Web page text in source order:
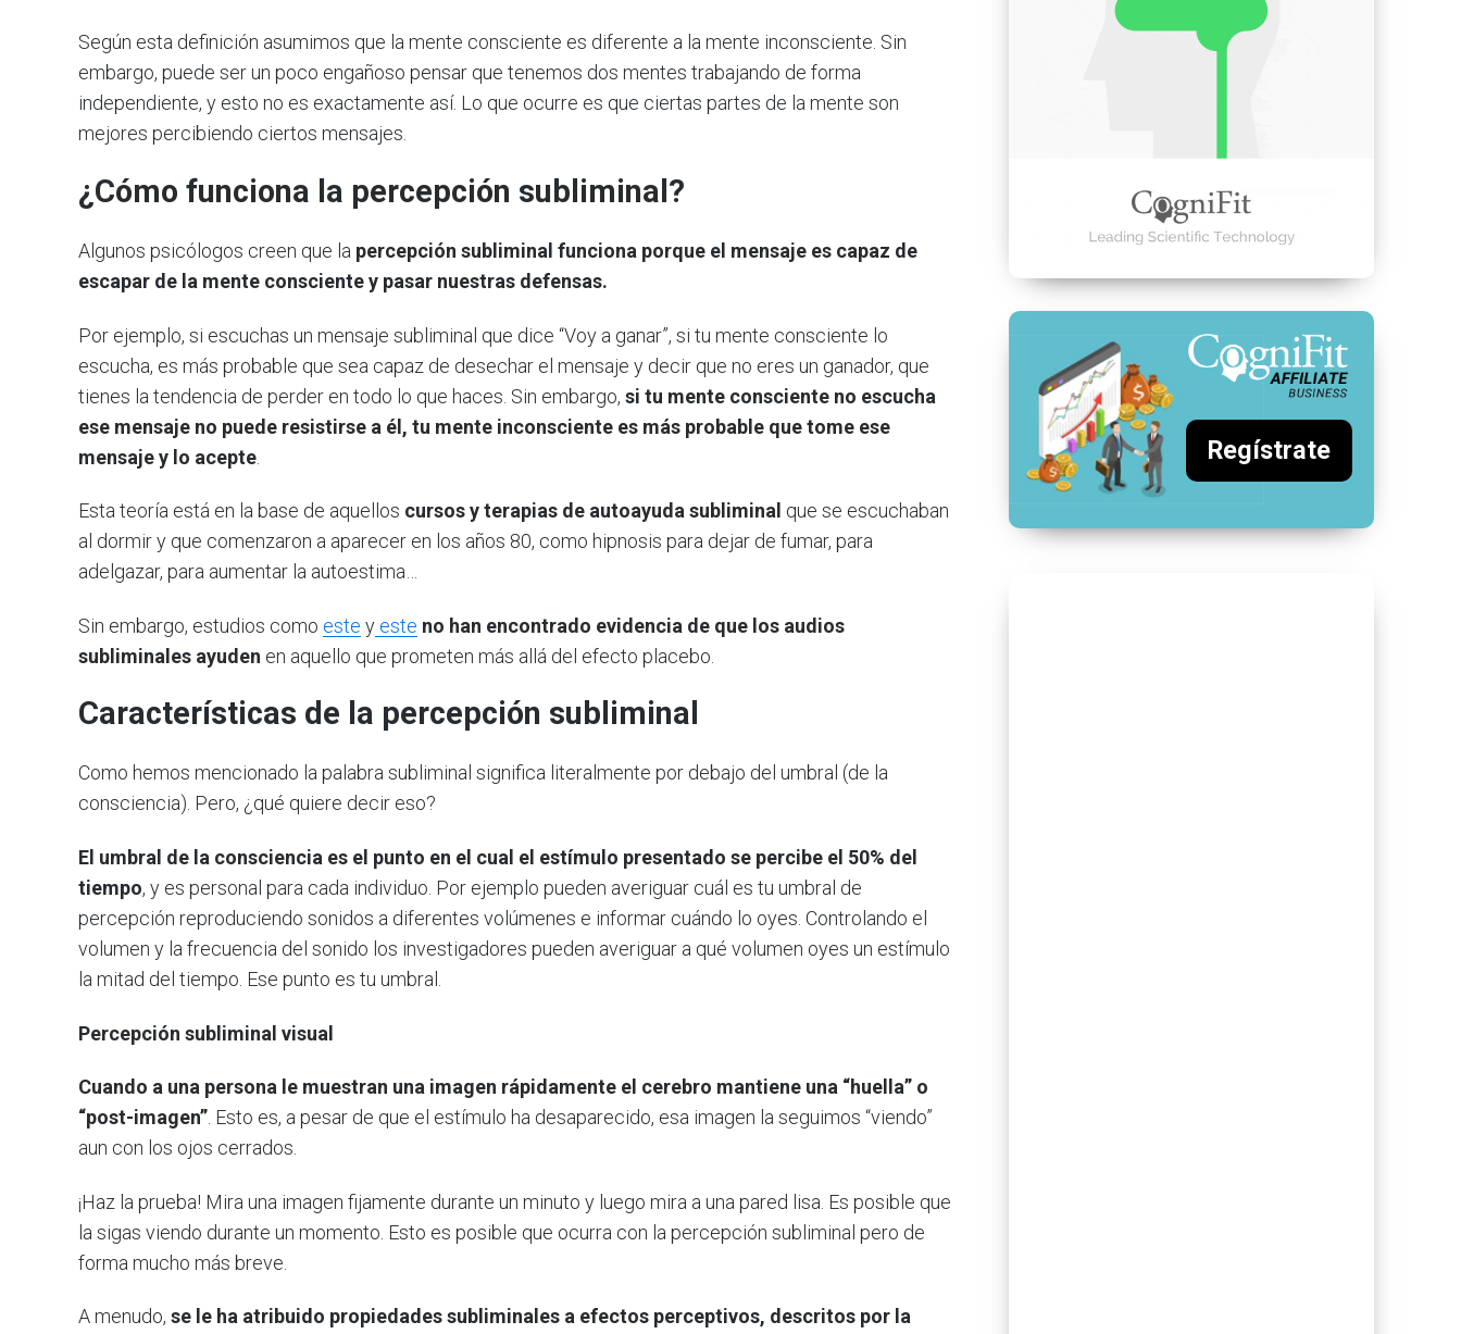
Según esta definición asumimos que la mente consciente es diferente a la mente inconsciente. Sin
embargo, puede ser un poco engañoso pensar que tenemos dos mentes trabajando de forma
independiente, y esto no es exactamente así. Lo que ocurre es que ciertas partes de la mente son
mejores percibiendo ciertos mensajes.
¿Cómo funciona la percepción subliminal?
Algunos psicólogos creen que la percepción subliminal funciona porque el mensaje es capaz de
escapar de la mente consciente y pasar nuestras defensas.
Por ejemplo, si escuchas un mensaje subliminal que dice “Voy a ganar”, si tu mente consciente lo
escucha, es más probable que sea capaz de desechar el mensaje y decir que no eres un ganador, que
tienes la tendencia de perder en todo lo que haces. Sin embargo, si tu mente consciente no escucha
ese mensaje no puede resistirse a él, tu mente inconsciente es más probable que tome ese
mensaje y lo acepte
Esta teoría está en la base de aquellos cursos y terapias de autoayuda subliminal que se escuchaban
al dormir y que comenzaron a aparecer en los años 80, como hipnosis para dejar de fumar, para
adelgazar, para aumentar la autoestima…
Sin embargo, estudios como este y este no han encontrado evidencia de que los audios
subliminales ayuden en aquello que prometen más allá del efecto placebo.
Características de la percepción subliminal
Como hemos mencionado la palabra subliminal significa literalmente por debajo del umbral (de la
consciencia). Pero, ¿qué quiere decir eso?
El umbral de la consciencia es el punto en el cual el estímulo presentado se percibe el 50% del
tiempo, y es personal para cada individuo. Por ejemplo pueden averiguar cuál es tu umbral de
percepción reproduciendo sonidos a diferentes volúmenes e informar cuándo lo oyes. Controlando el
volumen y la frecuencia del sonido los investigadores pueden averiguar a qué volumen oyes un estímulo
la mitad del tiempo. Ese punto es tu umbral.
Percepción subliminal visual
Cuando a una persona le muestran una imagen rápidamente el cerebro mantiene una “huella” o
“post-imagen”. Esto es, a pesar de que el estímulo ha desaparecido, esa imagen la seguimos “viendo”
aun con los ojos cerrados.
¡Haz la prueba! Mira una imagen fijamente durante un minuto y luego mira a una pared lisa. Es posible que
la sigas viendo durante un momento. Esto es posible que ocurra con la percepción subliminal pero de
forma mucho más breve.
A menudo, se le ha atribuido propiedades subliminales a efectos perceptivos, descritos por la
Regístrate